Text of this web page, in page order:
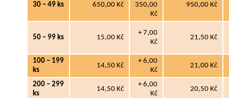
30 – 49 ks 650,00 Kč
350,00
Kč
950,00 Kč
50 – 99 ks 15,00 Kč
+ 7,00
Kč
21,50 Kč
100 – 199
ks
14,50 Kč
+ 6,00
Kč
21,00 Kč
200 – 299
ks
14,50 Kč
+ 6,00
Kč
20,50 Kč